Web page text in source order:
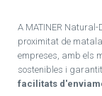
A MATINER
proximitat de
empreses, amb els
sostenibles i
facilitats